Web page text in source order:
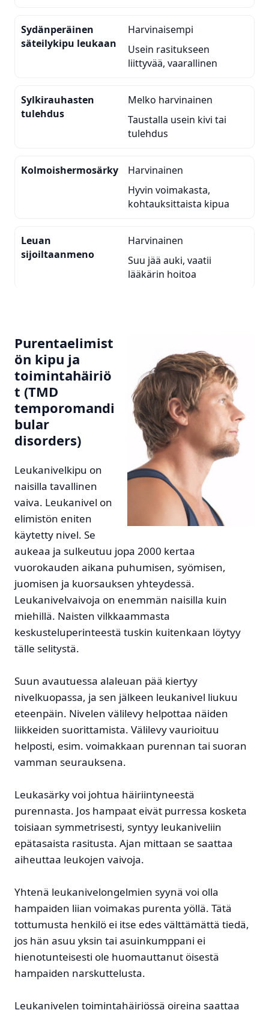
Sydänperäinen
säteilykipu leukaan
Harvinaisempi
Usein rasitukseen
liittyvää, vaarallinen
Sylkirauhasten
tulehdus
Melko harvinainen
Taustalla usein kivi tai
tulehdus
Kolmoishermosärky
Harvinainen
Hyvin voimakasta,
kohtauksittaista kipua
Leuan
sijoiltaanmeno
Harvinainen
Suu jää auki, vaatii
lääkärin hoitoa
Purentaelimist
ön kipu ja
toimintahäiriö
t (TMD
temporomandi
bular
disorders)
Leukanivelkipu on
naisilla tavallinen
vaiva. Leukanivel on
elimistön eniten
käytetty nivel. Se
aukeaa ja sulkeutuu jopa 2000 kertaa
vuorokauden aikana puhumisen, syömisen,
juomisen ja kuorsauksen yhteydessä.
Leukanivelvaivoja on enemmän naisilla kuin
miehillä. Naisten vilkkaammasta
keskusteluperinteestä tuskin kuitenkaan löytyy
tälle selitystä.
Suun avautuessa alaleuan pää kiertyy
nivelkuopassa, ja sen jälkeen leukanivel liukuu
eteenpäin. Nivelen välilevy helpottaa näiden
liikkeiden suorittamista. Välilevy vaurioituu
helposti, esim. voimakkaan purennan tai suoran
vamman seurauksena.
Leukasärky voi johtua häiriintyneestä
purennasta. Jos hampaat eivät purressa kosketa
toisiaan symmetrisesti, syntyy leukaniveliin
epätasaista rasitusta. Ajan mittaan se saattaa
aiheuttaa leukojen vaivoja.
Yhtenä leukanivelongelmien syynä voi olla
hampaiden liian voimakas purenta yöllä. Tätä
tottumusta henkilö ei itse edes välttämättä tiedä,
jos hän asuu yksin tai asuinkumppani ei
hienotunteisesti ole huomauttanut öisestä
hampaiden narskuttelusta.
Leukanivelen toimintahäiriössä oireina saattaa